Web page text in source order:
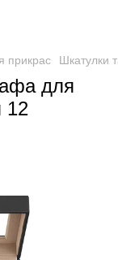
прикрас Шкатулки
для
12